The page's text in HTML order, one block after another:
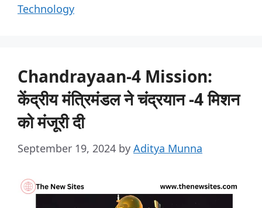
Technology
Chandrayaan-4 Mission:
केंद्रीय मंत्रिमंडल ने चंद्रयान -4 मिशन
को मंजूरी दी
September 19, 2024 by Aditya Munna